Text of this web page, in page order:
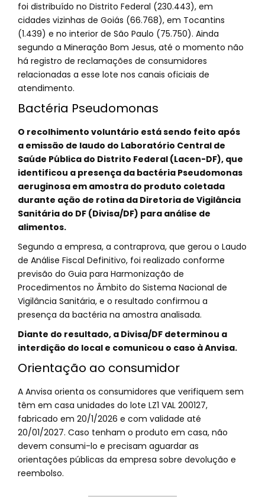
foi distribuído no Distrito Federal (230.443), em
cidades vizinhas de Goiás (66.768), em Tocantins
(1.439) e no interior de São Paulo (75.750). Ainda
segundo a Mineração Bom Jesus, até o momento não
há registro de reclamações de consumidores
relacionadas a esse lote nos canais oficiais de
atendimento.
Bactéria Pseudomonas
O recolhimento voluntário está sendo feito após
a emissão de laudo do Laboratório Central de
Saúde Pública do Distrito Federal (Lacen-DF), que
identificou a presença da bactéria Pseudomonas
aeruginosa em amostra do produto coletada
durante ação de rotina da Diretoria de Vigilância
Sanitária do DF (Divisa/DF) para análise de
alimentos.
Segundo a empresa, a contraprova, que gerou o Laudo
de Análise Fiscal Definitivo, foi realizado conforme
previsão do Guia para Harmonização de
Procedimentos no Âmbito do Sistema Nacional de
Vigilância Sanitária, e o resultado confirmou a
presença da bactéria na amostra analisada.
Diante do resultado, a Divisa/DF determinou a
interdição do local e comunicou o caso à Anvisa.
Orientação ao consumidor
A Anvisa orienta os consumidores que verifiquem sem
têm em casa unidades do lote LZ1 VAL 200127,
fabricado em 20/1/2026 e com validade até
20/01/2027. Caso tenham o produto em casa, não
devem consumi-lo e precisam aguardar as
orientações públicas da empresa sobre devolução e
reembolso.